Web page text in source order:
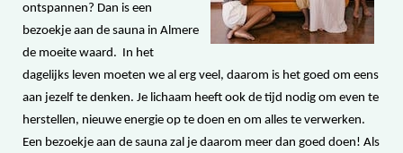
ontspannen? Dan is een
bezoekje aan de sauna in Almere
de moeite waard. In het
dagelijks leven moeten we al erg veel, daarom is het goed om eens
aan jezelf te denken. Je lichaam heeft ook de tijd nodig om even te
herstellen, nieuwe energie op te doen en om alles te verwerken.
Een bezoekje aan de sauna zal je daarom meer dan goed doen! Als